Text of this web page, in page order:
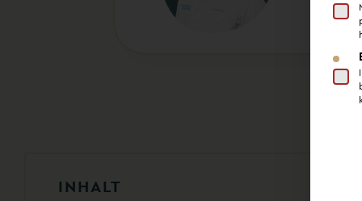
INHALT